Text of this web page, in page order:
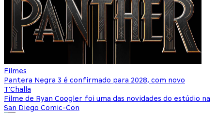
Filmes
Pantera Negra 3 é confirmado para 2028, com novo
T'Challa
Filme de Ryan Coogler foi uma das novidades do estúdio na
San Diego Comic-Con